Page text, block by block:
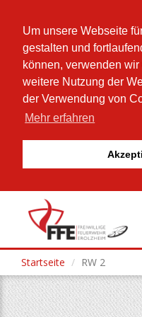
Um unsere Webseite
gestalten und
können, verwenden
weitere Nutzung der
der Verwendung von
Mehr erfahren
Startseite
RW 2